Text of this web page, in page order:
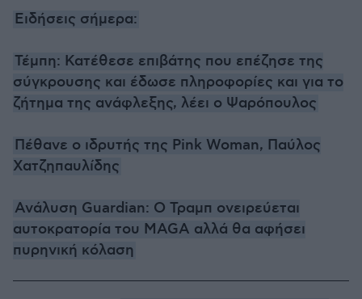
Ειδήσεις σήμερα:
Τέμπη: Κατέθεσε επιβάτης που επέζησε της
σύγκρουσης και έδωσε πληροφορίες και για το
ζήτημα της ανάφλεξης, λέει ο Ψαρόπουλος
Πέθανε ο ιδρυτής της Pink Woman, Παύλος
Χατζηπαυλίδης
Ανάλυση Guardian: Ο Τραμπ ονειρεύεται
αυτοκρατορία του MAGA αλλά θα αφήσει
πυρηνική κόλαση